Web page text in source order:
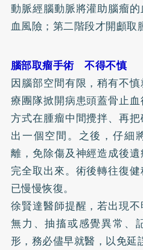
動脈經腦動脈將灌助腦瘤
血風險；第二階段才開顱取
腦部取瘤手術 不得不慎
因腦部空間有限，稍有不
療團隊掀開病患頭蓋骨止
方式在腫瘤中間攪拌、再
出一個空間。之後，仔細
離，免除傷及神經造成後
完全取出來。術後轉往復
已慢慢恢復。
徐賢達醫師提醒，若出現
無力、抽搐或感覺異常、
形，務必儘早就醫，以免延